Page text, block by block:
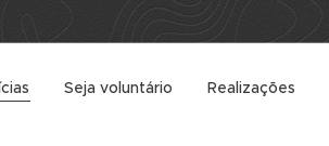
Seja voluntário Realizações